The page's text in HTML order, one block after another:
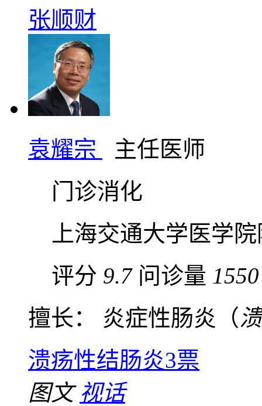
张顺财
袁耀宗
主任医师
门诊消化
上海交通大学医学
评分 9.7 问诊量 1550
擅长： 炎症性肠炎（
溃疡性结肠炎3票
图文 视话